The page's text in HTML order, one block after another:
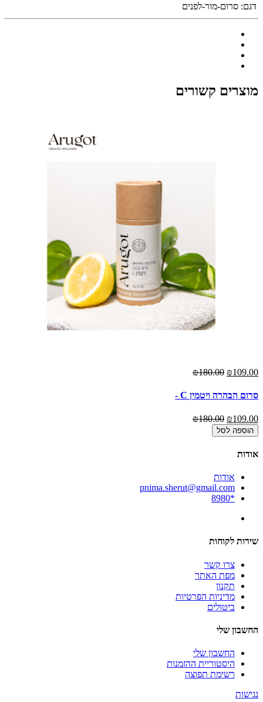
דגם: סרום-מור-לפנים
מוצרים קשורים
₪109.00
₪180.00
סרום הבהרה ויטמין C -
₪109.00
₪180.00
הוספה לסל
אודות
אודות
pnima.sherut@gmail.com
*8980
שירות לקוחות
צרו קשר
מפת האתר
תקנון
מדיניות הפרטיות
ביטולים
החשבון שלי
החשבון שלי
היסטוריית ההזמנות
רשימת תפוצה
נגישות